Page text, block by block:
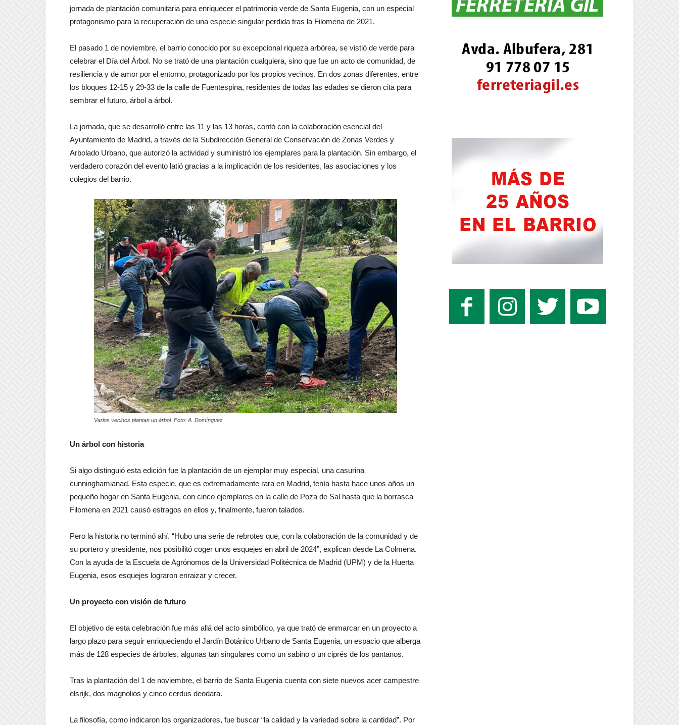
jornada de plantación comunitaria para enriquecer el patrimonio verde de Santa Eugenia, con un especial
protagonismo para la recuperación de una especie singular perdida tras la Filomena de 2021.
El pasado 1 de noviembre, el barrio conocido por su excepcional riqueza arbórea, se vistió de verde para
celebrar el Día del Árbol. No se trató de una plantación cualquiera, sino que fue un acto de comunidad, de
resiliencia y de amor por el entorno, protagonizado por los propios vecinos. En dos zonas diferentes, entre
los bloques 12-15 y 29-33 de la calle de Fuentespina, residentes de todas las edades se dieron cita para
sembrar el futuro, árbol a árbol.
La jornada, que se desarrolló entre las 11 y las 13 horas, contó con la colaboración esencial del
Ayuntamiento de Madrid, a través de la Subdirección General de Conservación de Zonas Verdes y
Arbolado Urbano, que autorizó la actividad y suministró los ejemplares para la plantación. Sin embargo, el
verdadero corazón del evento latió gracias a la implicación de los residentes, las asociaciones y los
colegios del barrio.
Varios vecinos plantan un árbol. Foto: A. Domínguez
Un árbol con historia
Si algo distinguió esta edición fue la plantación de un ejemplar muy especial, una casurina
cunninghamianad. Esta especie, que es extremadamente rara en Madrid, tenía hasta hace unos años un
pequeño hogar en Santa Eugenia, con cinco ejemplares en la calle de Poza de Sal hasta que la borrasca
Filomena en 2021 causó estragos en ellos y, finalmente, fueron talados.
Pero la historia no terminó ahí. “Hubo una serie de rebrotes que, con la colaboración de la comunidad y de
su portero y presidente, nos posibilitó coger unos esquejes en abril de 2024”, explican desde La Colmena.
Con la ayuda de la Escuela de Agrónomos de la Universidad Politécnica de Madrid (UPM) y de la Huerta
Eugenia, esos esquejes lograron enraizar y crecer.
Un proyecto con visión de futuro
El objetivo de esta celebración fue más allá del acto simbólico, ya que trató de enmarcar en un proyecto a
largo plazo para seguir enriqueciendo el Jardín Botánico Urbano de Santa Eugenia, un espacio que alberga
más de 128 especies de árboles, algunas tan singulares como un sabino o un ciprés de los pantanos.
Tras la plantación del 1 de noviembre, el barrio de Santa Eugenia cuenta con siete nuevos acer campestre
elsrijk, dos magnolios y cinco cerdus deodara.
La filosofía, como indicaron los organizadores, fue buscar “la calidad y la variedad sobre la cantidad”. Por